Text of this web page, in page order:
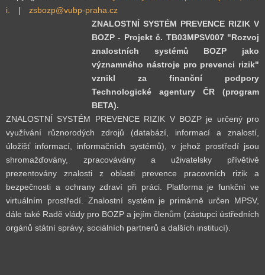
i.
|
zsbozp@vubp-praha.cz
ZNALOSTNÍ SYSTÉM PREVENCE RIZIK V
BOZP - Projekt č. TB03MPSV007 "Rozvoj
znalostních systémů BOZP jako
významného nástroje pro prevenci rizik"
vznikl za finanční podpory
Technologické agentury ČR (program
BETA).
ZNALOSTNÍ SYSTÉM PREVENCE RIZIK V BOZP je určený pro
využívání různorodých zdrojů (databází, informací a znalostí,
úložišť informací, informačních systémů), v jehož prostředí jsou
shromažďovány, zpracovávány a uživatelsky přívětivě
prezentovány znalosti z oblasti prevence pracovních rizik a
bezpečnosti a ochrany zdraví při práci. Platforma je funkční ve
virtuálním prostředí. Znalostní systém je primárně určen MPSV,
dále také Radě vlády pro BOZP a jejím členům (zástupci ústředních
orgánů státní správy, sociálních partnerů a dalších institucí).